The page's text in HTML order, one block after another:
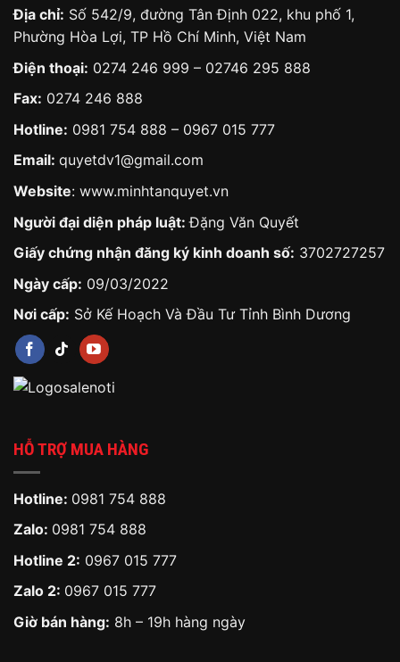
Địa chỉ: Số 542/9, đường Tân Định 022, khu phố 1,
Phường Hòa Lợi, TP Hồ Chí Minh, Việt Nam
Điện thoại: 0274 246 999 – 02746 295 888
Fax: 0274 246 888
Hotline: 0981 754 888 – 0967 015 777
Email: quyetdv1@gmail.com
Website: www.minhtanquyet.vn
Người đại diện pháp luật:Đặng Văn Quyết
Giấy chứng nhận đăng ký kinh doanh số: 3702727257
Ngày cấp: 09/03/2022
Nơi cấp: Sở Kế Hoạch Và Đầu Tư Tỉnh Bình Dương
HỖ TRỢ MUA HÀNG
Hotline: 0981 754 888
Zalo: 0981 754 888
Hotline 2: 0967 015 777
Zalo 2: 0967 015 777
Giờ bán hàng: 8h – 19h hàng ngày